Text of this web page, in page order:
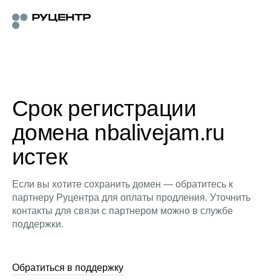
Срок регистрации
домена nbalivejam.ru
истек
Если вы хотите сохранить домен — обратитесь к
партнеру Руцентра для оплаты продления. Уточнить
контакты для связи с партнером можно в службе
поддержки.
Обратиться в поддержку